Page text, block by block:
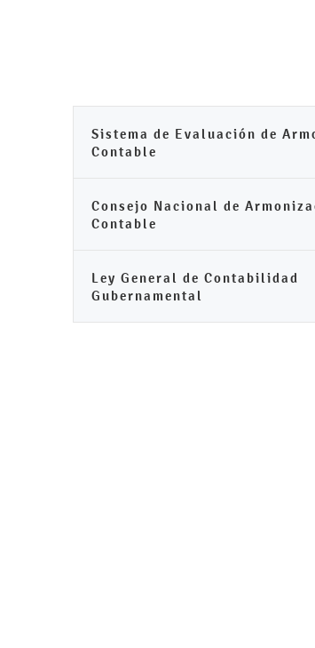
Sistema de Evaluación de
Contable
Consejo Nacional de
Contable
Ley General de Contabilidad
Gubernamental